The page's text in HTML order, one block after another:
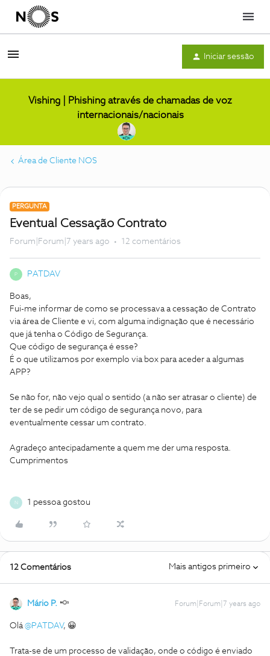
Menu
Iniciar sessão
Vishing | Phishing através de chamadas de voz
internacionais/nacionais
Área de Cliente NOS
PERGUNTA
Eventual Cessação Contrato
Forum|Forum|7 years ago 12 comentários
P PATDAV
Boas,
Fui-me informar de como se processava a cessação de Contrato
via área de Cliente e vi, com alguma indignação que é necessário
que já tenha o Código de Segurança.
Que código de segurança é esse?
É o que utilizamos por exemplo via box para aceder a algumas
APP?
Se não for, não vejo qual o sentido (a não ser atrasar o cliente) de
ter de se pedir um código de segurança novo, para
eventualmente cessar um contrato.
Agradeço antecipadamente a quem me der uma resposta.
Cumprimentos
N 1 pessoa gostou
12 Comentários Mais antigos primeiro
Mário P. Forum|Forum|7 years ago
Olá@PATDAV, 😀
Trata-se de um processo de validação, onde o código é enviado